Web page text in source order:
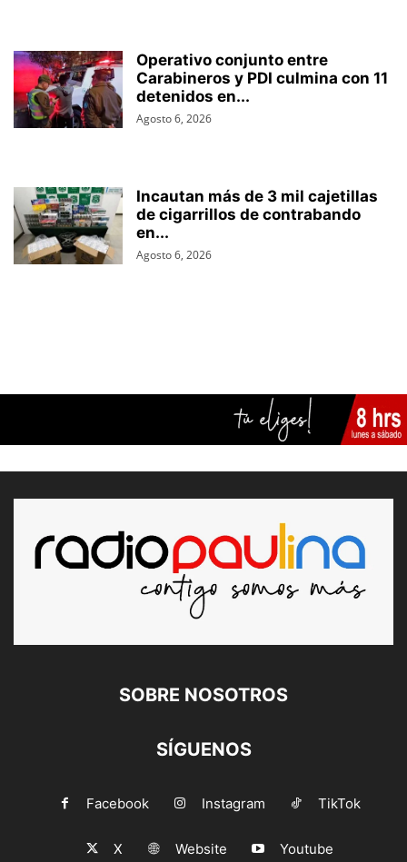
Operativo conjunto entre
Carabineros y PDI culmina con 11
detenidos en...
Agosto 6, 2026
Incautan más de 3 mil cajetillas
de cigarrillos de contrabando
en...
Agosto 6, 2026
SOBRE NOSOTROS
SÍGUENOS
Facebook Instagram TikTok
X Website Youtube